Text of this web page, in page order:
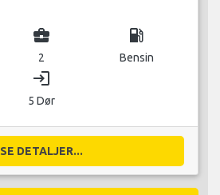
business_center
2
local_gas_station
Bensin
login
5 Dør
SE DETALJER...